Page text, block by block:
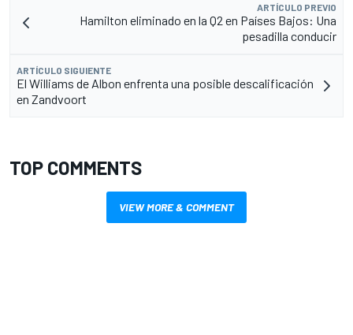
ARTÍCULO PREVIO
Hamilton eliminado en la Q2 en Países Bajos: Una
pesadilla conducir
ARTÍCULO SIGUIENTE
El Williams de Albon enfrenta una posible descalificación
en Zandvoort
TOP COMMENTS
VIEW MORE & COMMENT